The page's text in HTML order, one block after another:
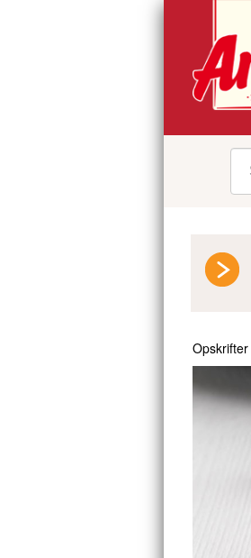
Opskrifter